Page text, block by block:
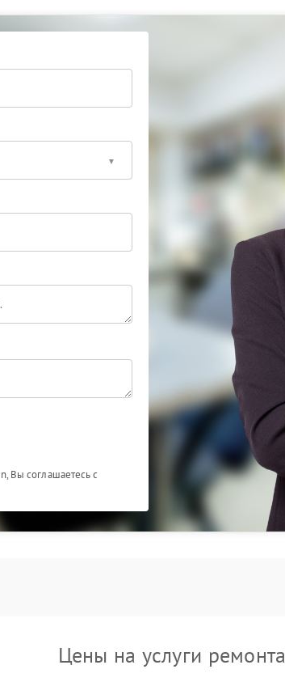
Вы соглашаетесь с
Цены на услуги ремонта